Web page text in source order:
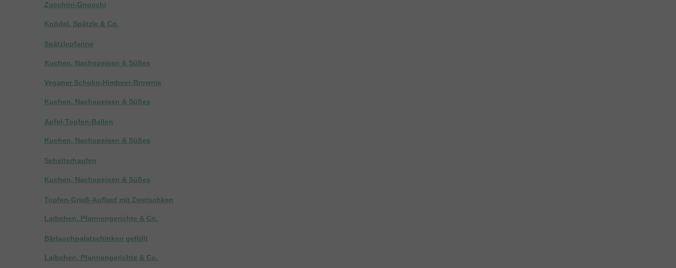
Zucchini-Gnocchi
Knödel, Spätzle & Co.
Spätzlepfanne
Kuchen, Nachspeisen & Süßes
Veganer Schoko-Himbeer-Brownie
Kuchen, Nachspeisen & Süßes
Apfel-Topfen-Ballen
Kuchen, Nachspeisen & Süßes
Scheiterhaufen
Kuchen, Nachspeisen & Süßes
Topfen-Grieß-Auflauf mit Zwetschken
Laibchen, Pfannengerichte & Co.
Bärlauchpalatschinken gefüllt
Laibchen, Pfannengerichte & Co.